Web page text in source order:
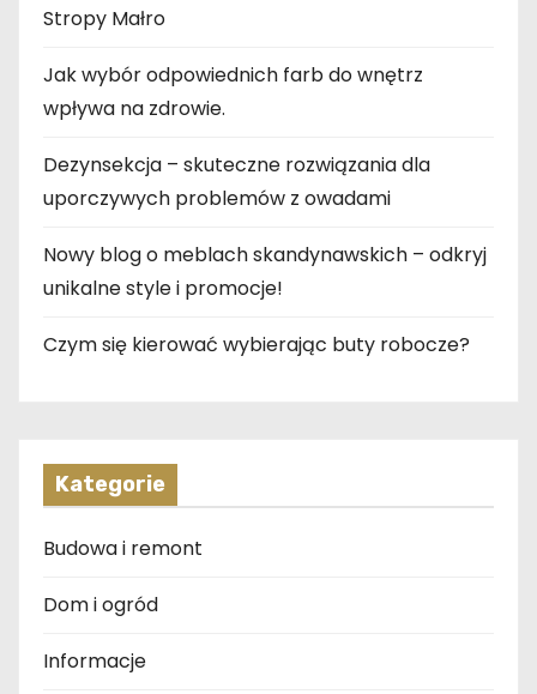
Stropy Małro
Jak wybór odpowiednich farb do wnętrz
wpływa na zdrowie.
Dezynsekcja – skuteczne rozwiązania dla
uporczywych problemów z owadami
Nowy blog o meblach skandynawskich – odkryj
unikalne style i promocje!
Czym się kierować wybierając buty robocze?
Kategorie
Budowa i remont
Dom i ogród
Informacje